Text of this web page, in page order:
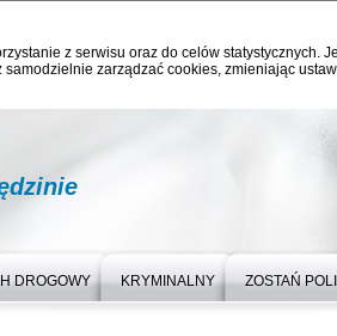
z serwisu oraz do celów statystycznych.
zarządzać cookies, zmieniając
DROGOWY KRYMINALNY ZOSTAŃ